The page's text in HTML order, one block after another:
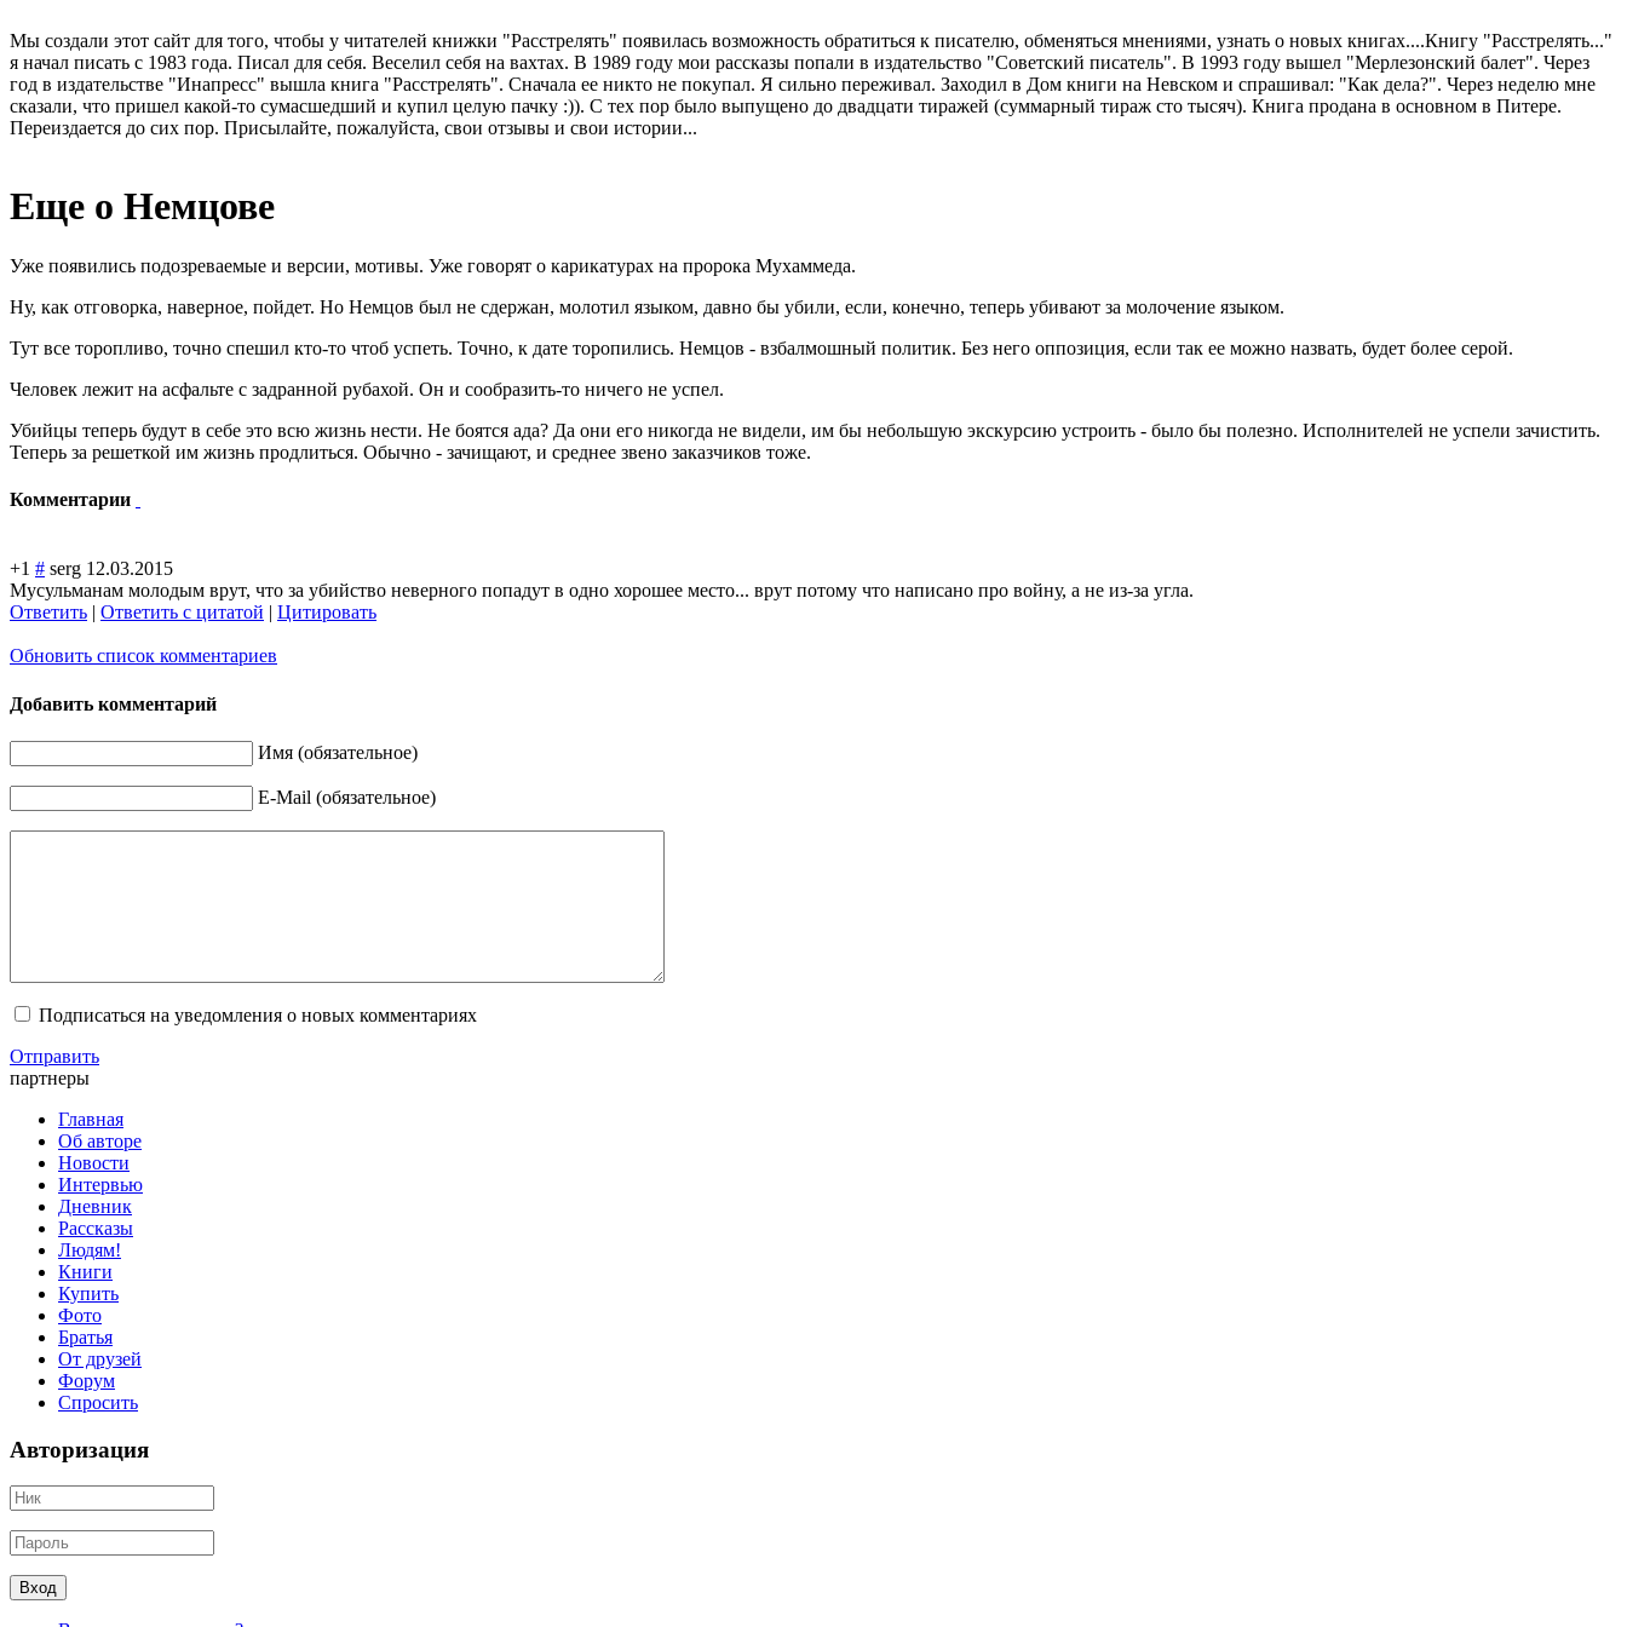
Мы создали этот сайт для того, чтобы у читателей книжки "Расстрелять" появилась возможность обратиться к писателю, обменяться мнениями, узнать о новых книгах....Книгу "Расстрелять..."
я начал писать с 1983 года. Писал для себя. Веселил себя на вахтах. В 1989 году мои рассказы попали в издательство "Советский писатель". В 1993 году вышел "Мерлезонский балет". Через
год в издательстве "Инапресс" вышла книга "Расстрелять". Сначала ее никто не покупал. Я сильно переживал. Заходил в Дом книги на Невском и спрашивал: "Как дела?". Через неделю мне
сказали, что пришел какой-то сумасшедший и купил целую пачку :)). С тех пор было выпущено до двадцати тиражей (суммарный тираж сто тысяч). Книга продана в основном в Питере.
Переиздается до сих пор. Присылайте, пожалуйста, свои отзывы и свои истории...
Еще о Немцове
Уже появились подозреваемые и версии, мотивы. Уже говорят о карикатурах на пророка Мухаммеда.
Ну, как отговорка, наверное, пойдет. Но Немцов был не сдержан, молотил языком, давно бы убили, если, конечно, теперь убивают за молочение языком.
Тут все торопливо, точно спешил кто-то чтоб успеть. Точно, к дате торопились. Немцов - взбалмошный политик. Без него оппозиция, если так ее можно назвать, будет более серой.
Человек лежит на асфальте с задранной рубахой. Он и сообразить-то ничего не успел.
Убийцы теперь будут в себе это всю жизнь нести. Не боятся ада? Да они его никогда не видели, им бы небольшую экскурсию устроить - было бы полезно. Исполнителей не успели зачистить.
Теперь за решеткой им жизнь продлиться. Обычно - зачищают, и среднее звено заказчиков тоже.
Комментарии
+1 # serg 12.03.2015
Мусульманам молодым врут, что за убийство неверного попадут в одно хорошее место... врут потому что написано про войну, а не из-за угла.
Ответить | Ответить с цитатой | Цитировать
Обновить список комментариев
Добавить комментарий
Имя (обязательное)
E-Mail (обязательное)
Подписаться на уведомления о новых комментариях
Отправить
партнеры
Главная
Об авторе
Новости
Интервью
Дневник
Рассказы
Людям!
Книги
Купить
Фото
Братья
От друзей
Форум
Спросить
Авторизация